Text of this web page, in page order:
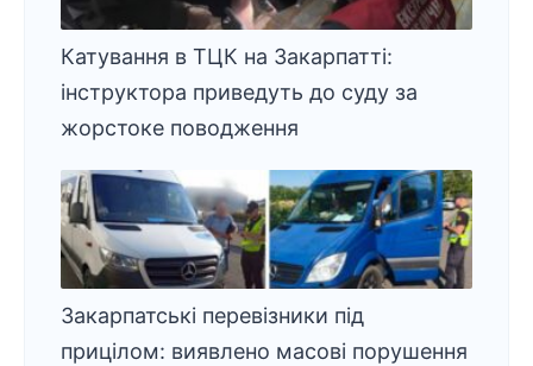
Катування в ТЦК на Закарпатті:
інструктора приведуть до суду за
жорстоке поводження
Закарпатські перевізники під
прицілом: виявлено масові порушення